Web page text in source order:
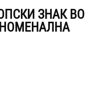
ЗНАК ВО